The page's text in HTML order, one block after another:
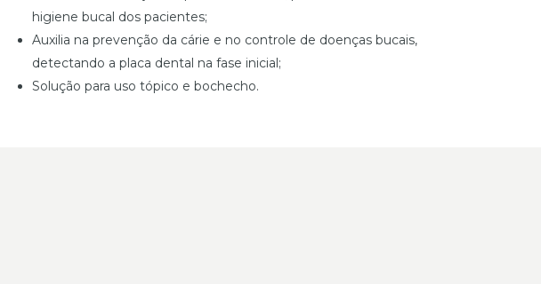
higiene bucal dos pacientes;
Auxilia na prevenção da cárie e no controle de doenças bucais,
detectando a placa dental na fase inicial;
Solução para uso tópico e bochecho.